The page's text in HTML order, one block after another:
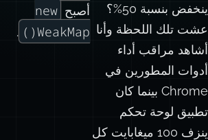
ينخفض بنسبة 50%؟
عشت تلك اللحظة وأنا
أشاهد مراقب أداء
أدوات المطورين في
Chrome بينما كان
تطبيق لوحة تحكم
ينزف 100 ميغابايت كل
أصبح new
WeakMap()
.